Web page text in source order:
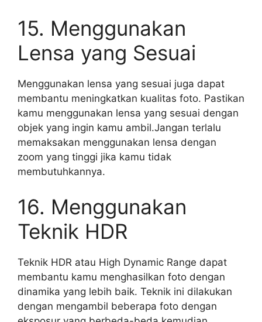
15. Menggunakan
Lensa yang Sesuai
Menggunakan lensa yang sesuai juga dapat
membantu meningkatkan kualitas foto. Pastikan
kamu menggunakan lensa yang sesuai dengan
objek yang ingin kamu ambil.Jangan terlalu
memaksakan menggunakan lensa dengan
zoom yang tinggi jika kamu tidak
membutuhkannya.
16. Menggunakan
Teknik HDR
Teknik HDR atau High Dynamic Range dapat
membantu kamu menghasilkan foto dengan
dinamika yang lebih baik. Teknik ini dilakukan
dengan mengambil beberapa foto dengan